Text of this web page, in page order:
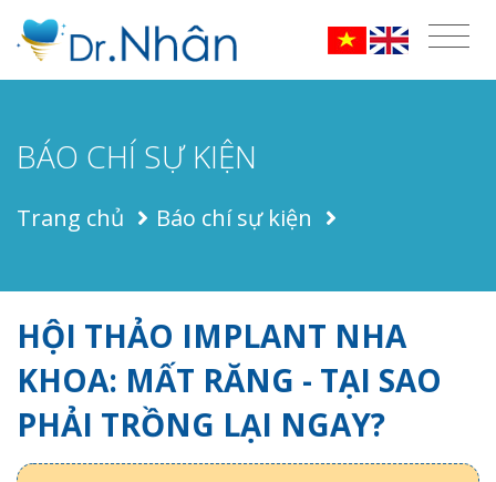
BÁO CHÍ SỰ KIỆN
Trang chủ Báo chí sự kiện
HỘI THẢO IMPLANT NHA
KHOA: MẤT RĂNG - TẠI SAO
PHẢI TRỒNG LẠI NGAY?